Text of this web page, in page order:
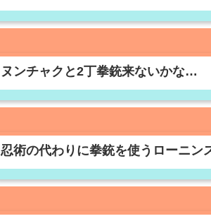
ヌンチャクと2丁拳銃来ないかな…
忍術の代わりに拳銃を使うローニン